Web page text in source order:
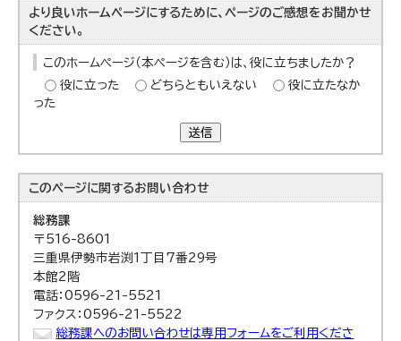
より良いホームページにするために、ページのご感想をお聞かせ
ください。
このホームページ（本ページを含む）は、役に立ちましたか？
役に立った
どちらともいえない
役に立たなか
った
送信
このページに関するお問い合わせ
総務課
〒516-8601
三重県伊勢市岩渕1丁目7番29号
本館2階
電話：0596-21-5521
ファクス：0596-21-5522
総務課へのお問い合わせは専用フォームをご利用くださ